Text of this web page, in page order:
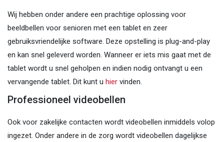
Wij hebben onder andere een prachtige oplossing voor
beeldbellen voor senioren met een tablet en zeer
gebruiksvriendelijke software. Deze opstelling is plug-and-play
en kan snel geleverd worden. Wanneer er iets mis gaat met de
tablet wordt u snel geholpen en indien nodig ontvangt u een
vervangende tablet. Dit kunt u hier vinden.
Professioneel videobellen
Ook voor zakelijke contacten wordt videobellen inmiddels volop
ingezet. Onder andere in de zorg wordt videobellen dagelijkse